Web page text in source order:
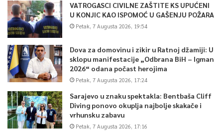
VATROGASCI CIVILNE ZAŠTITE KS UPUĆENI
U KONJIC KAO ISPOMOĆ U GAŠENJU POŽARA
Petak, 7 Augusta 2026, 19:54
Dova za domovinu i zikir u Ratnoj džamiji: U
sklopu manifestacije „Odbrana BiH – Igman
2026“ odana počast herojima
Petak, 7 Augusta 2026, 17:24
Sarajevo u znaku spektakla: Bentbaša Cliff
Diving ponovo okuplja najbolje skakače i
vrhunsku zabavu
Petak, 7 Augusta 2026, 17:16